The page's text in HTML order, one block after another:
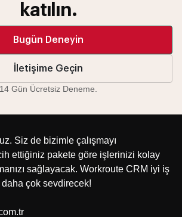
katılın.
Bugün Deneyin
İletişime Geçin
14 Gün Ücretsiz Deneme.
Siz de bizimle çalışmayı
ettiğiniz pakete göre işlerinizi kolay
sağlayacak. Workroute CRM iyi iş
çok sevdirecek!